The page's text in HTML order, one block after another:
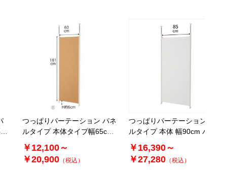
つっぱりパーテーション パネ
ルタイプ 本体タイプ幅65cm
パーテーション
￥12,100～
￥20,900 （税込）
つっぱりパーテーション パネ
ルタイプ 本体 幅90cm パー
テーション
￥16,390～
￥27,280 （税込）